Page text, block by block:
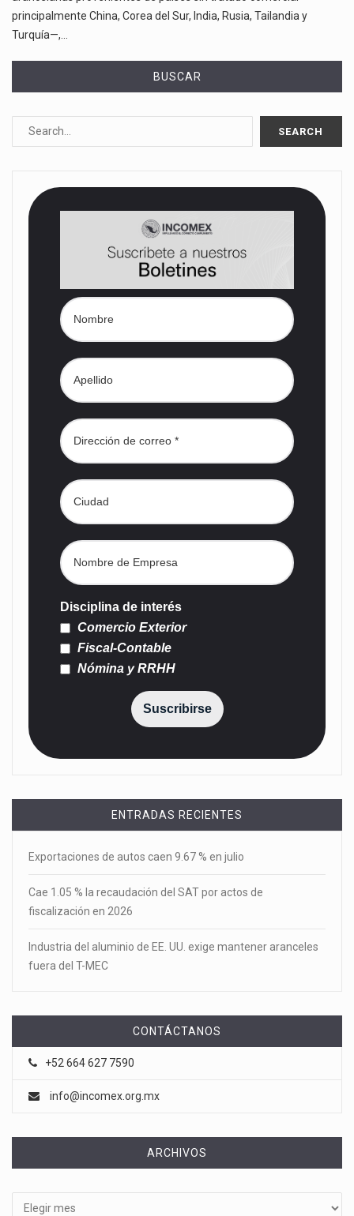
principalmente China, Corea del Sur, India, Rusia, Tailandia y
Turquía—,…
BUSCAR
Disciplina de interés
Comercio Exterior
Fiscal-Contable
Nómina y RRHH
Suscribirse
ENTRADAS RECIENTES
Exportaciones de autos caen 9.67 % en julio
Cae 1.05 % la recaudación del SAT por actos de
fiscalización en 2026
Industria del aluminio de EE. UU. exige mantener aranceles
fuera del T-MEC
CONTÁCTANOS
+52 664 627 7590
info@incomex.org.mx
ARCHIVOS